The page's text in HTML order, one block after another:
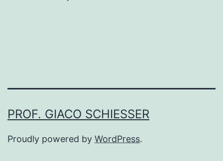
PROF. GIACO SCHIESSER
Proudly powered by WordPress.